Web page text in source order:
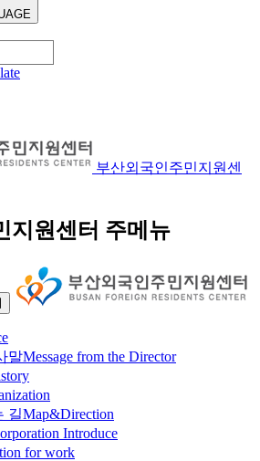
부산외국인주민지원센
지원센터 주메뉴
말Message from the Director
길Map&Direction
Introduce
for work